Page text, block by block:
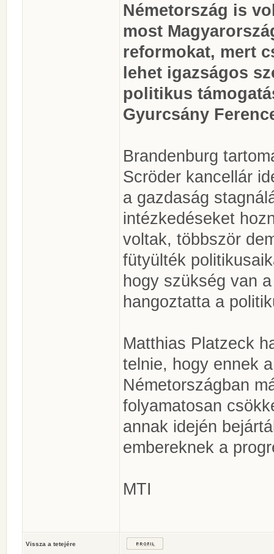
Németország is
most
reformokat, mert
lehet igazságos
politikus
Gyurcsány
Brandenburg
Scröder kancellár
a gazdaság
intézkedéseket
voltak, többször
fütyülték
hogy szükség van
hangoztatta a
Matthias Platzeck
telnie, hogy ennek
Németországban
folyamatosan
annak idején
embereknek a
MTI
Vissza a tetejére